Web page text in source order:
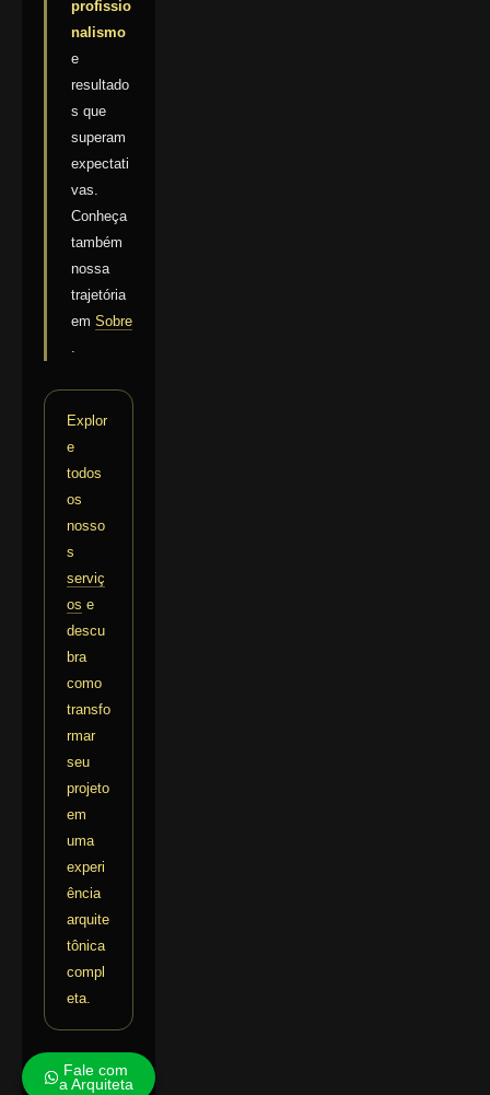
profissio
nalismo
e
resultado
s que
superam
expectati
vas.
Conheça
também
nossa
trajetória
em Sobre
.
Explor
e
todos
os
nosso
s
serviç
os e
descu
bra
como
transfo
rmar
seu
projeto
em
uma
experi
ência
arquite
tônica
compl
eta.
Fale com
a Arquiteta